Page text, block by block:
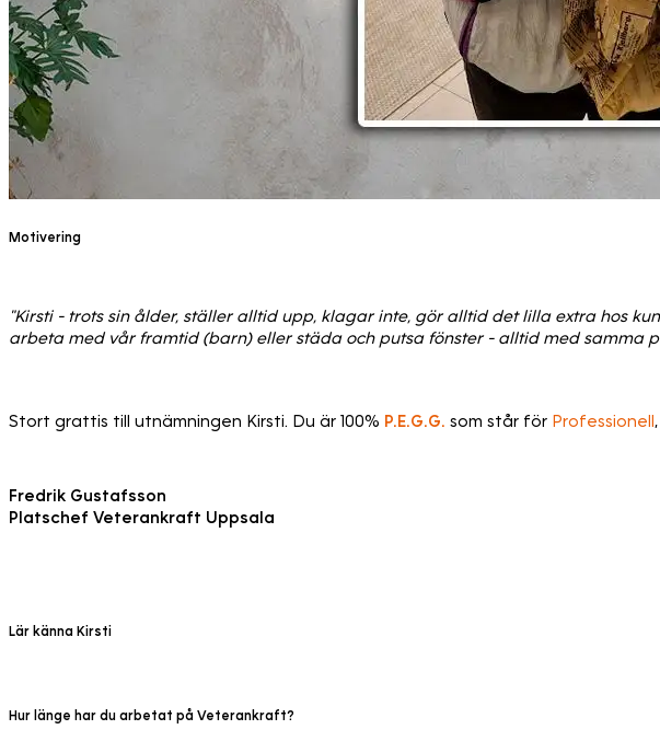
Motivering
"Kirsti - trots sin ålder, ställer alltid upp, klagar inte, gör alltid det lilla extra hos
arbeta med vår framtid (barn) eller städa och putsa fönster - alltid med samma
Stort grattis till utnämningen Kirsti. Du är 100% P.E.G.G. som står för Professionell,
Fredrik Gustafsson
Platschef Veterankraft Uppsala
Lär känna Kirsti
Hur länge har du arbetat på Veterankraft?